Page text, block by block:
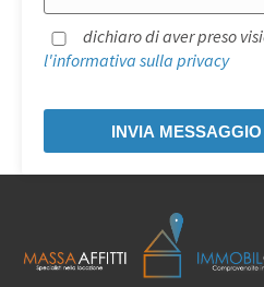
dichiaro di aver preso
l'informativa sulla privacy